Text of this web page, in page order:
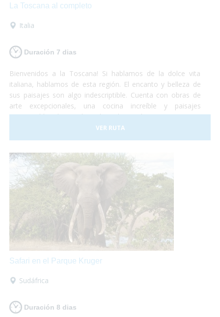
La Toscana al completo
Italia
Duración 7 dias
Bienvenidos a la Toscana! Si hablamos de la dolce vita
italiana, hablamos de esta región. El encanto y belleza de
sus paisajes son algo indescriptible. Cuenta con obras de
arte excepcionales, una cocina increíble y paisajes
interminables de viñedos, alamedas y olivares. Un visita a
uno de los museos más importantes o una degustación de
vinos y quesos, tu eliges!
VER RUTA
Safari en el Parque Kruger
Sudáfrica
Duración 8 dias